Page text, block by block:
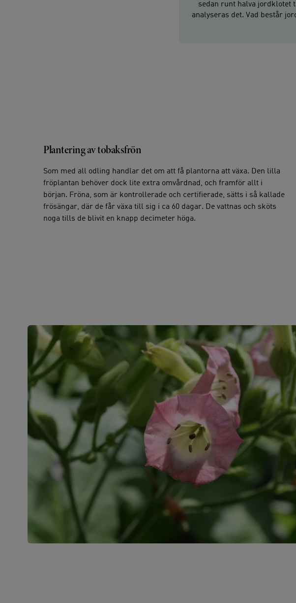
sedan runt halva jordklotet
analyseras det. Vad består
Plantering av tobaksfrön
Som med all odling handlar det om att få plantorna att växa. Den lilla
fröplantan behöver dock lite extra omvårdnad, och framför allt i
början. Fröna, som är kontrollerade och certifierade, sätts i så kallade
frösängar, där de får växa till sig i ca 60 dagar. De vattnas och sköts
noga tills de blivit en knapp decimeter höga.